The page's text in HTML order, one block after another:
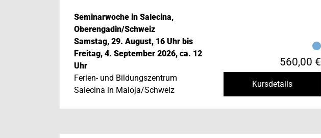
Seminarwoche in Salecina,
Oberengadin/Schweiz
Samstag, 29. August, 16 Uhr bis
Freitag, 4. September 2026, ca. 12
Uhr
Ferien- und Bildungszentrum
Salecina in Maloja/Schweiz
560,00 €
Kursdetails